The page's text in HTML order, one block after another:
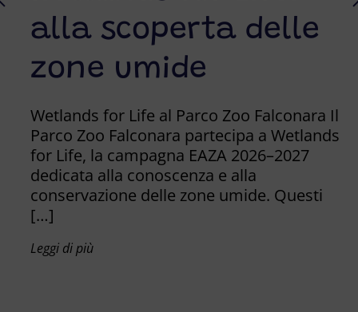
alla scoperta delle
zone umide
Wetlands for Life al Parco Zoo Falconara Il
Parco Zoo Falconara partecipa a Wetlands
for Life, la campagna EAZA 2026–2027
dedicata alla conoscenza e alla
conservazione delle zone umide. Questi
[…]
Leggi di più